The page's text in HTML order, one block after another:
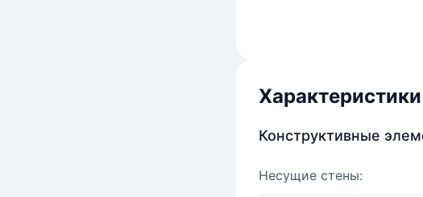
Характеристики
Конструктивные
Несущие стены: